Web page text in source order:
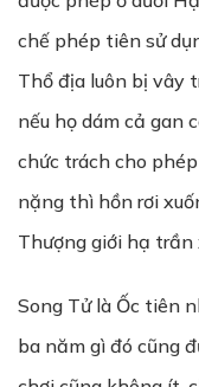
chế phép tiên sử
Thổ địa luôn bị vây
nếu họ dám cả gan
chức trách cho
nặng thì hồn rơi
Thượng giới hạ trần
Song Tử là Ốc tiên
ba năm gì đó cũng